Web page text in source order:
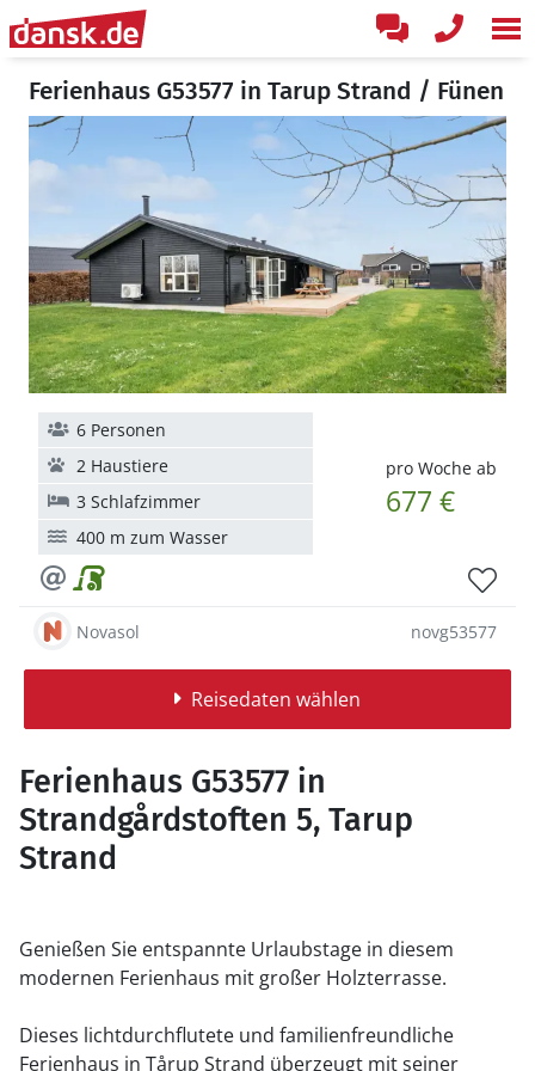
Ferienhaus G53577 in Tarup Strand / Fünen
pro Woche ab
677 €
6 Personen
2 Haustiere
3 Schlafzimmer
400 m zum Wasser
Novasol novg53577
Reisedaten wählen
Ferienhaus G53577 in
Strandgårdstoften 5, Tarup
Strand
Genießen Sie entspannte Urlaubstage in diesem
modernen Ferienhaus mit großer Holzterrasse.
Dieses lichtdurchflutete und familienfreundliche
Ferienhaus in Tårup Strand überzeugt mit seiner